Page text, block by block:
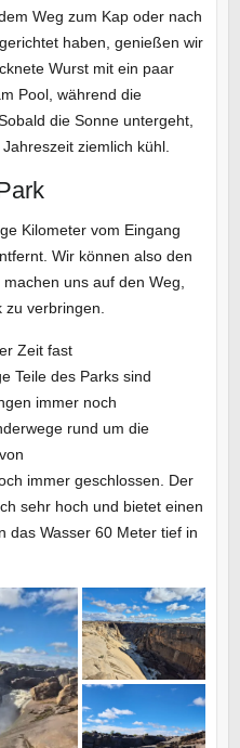
Weg zum Kap oder nach
haben, genießen wir
Wurst mit ein paar
Pool, während die
die Sonne untergeht,
ziemlich kühl.
Kilometer vom Eingang
Wir können also den
uns auf den Weg,
verbringen.
Zeit fast
Teile des Parks sind
immer noch
rund um die
immer geschlossen. Der
sehr hoch und bietet einen
das Wasser 60 Meter tief in